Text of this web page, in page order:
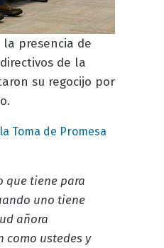
presencia de
de la
su regocijo por
Toma de Promesa
que tiene para
uno tiene
añora
como ustedes y